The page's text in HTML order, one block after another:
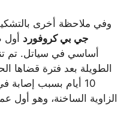
وفي ملاحظة أخرى
جي بي كروفورد أول
أساسي في سياتل. تم
الطويلة بعد فترة قضاها
10 أيام بسبب إصابة